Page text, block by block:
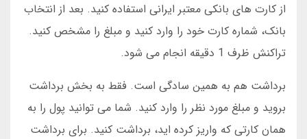
از کارت های بانکی معتبر ایرانی استفاده کنید. بعد از انتخاب
بانک، شماره کارت خود را وارد کنید و مبلغ را مشخص کنید.
تراکنش ظرف 1 دقیقه انجام می شود.
برداشت هم به همین سادگی است. فقط به بخش برداشت
بروید و مبلغ مورد نظر را وارد کنید. شما می توانید پول را به
همان کارتی که واریز کرده اید، برداشت کنید. برای برداشت